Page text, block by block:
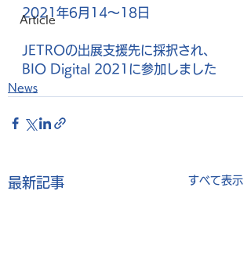
Article
2021年6月14～18日
JETROの出展支援先に採択され、
BIO Digital 2021に参加しました
News
最新記事 すべて表示